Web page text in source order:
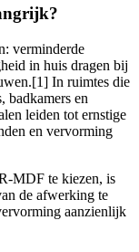
verminderde
in huis dragen bij
In ruimtes die
badkamers en
leiden tot ernstige
en vervorming
MDF te kiezen, is
de afwerking te
aanzienlijk